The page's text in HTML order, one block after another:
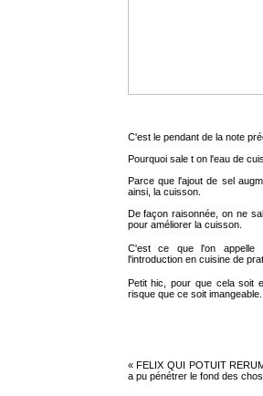
C'est le pendant de la note
Pourquoi sale t on l'eau de
Parce que l'ajout de sel
ainsi, la cuisson.
De façon raisonnée, on ne
pour améliorer la cuisson.
C'est ce que l'on
l'introduction en cuisine de
Petit hic, pour que cela soit
risque que ce soit
« FELIX QUI POTUIT
a pu pénétrer le fond des